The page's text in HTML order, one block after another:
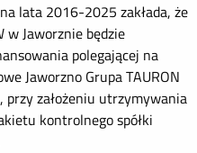
lata 2016-2025 zakłada, że
w Jaworznie będzie
polegającej na
Jaworzno Grupa TAURON
założeniu utrzymywania
kontrolnego spółki